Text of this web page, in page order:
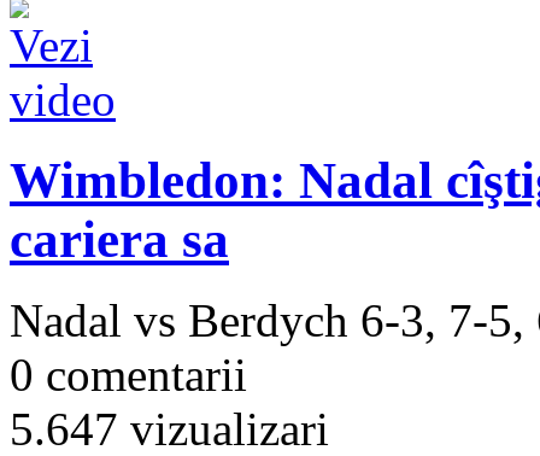
Wimbledon: Nadal
cariera sa
Nadal vs Berdych 6-3, 7-
0 comentarii
5.647 vizualizari